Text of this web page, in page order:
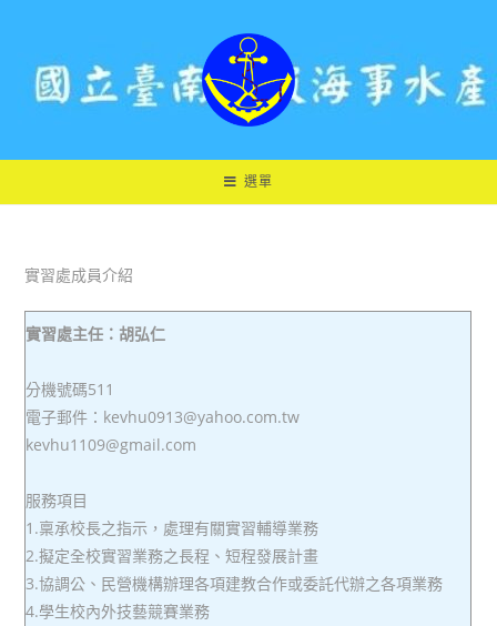
選單
實習處成員介紹
實習處主任：胡弘仁
分機號碼511
電子郵件：kevhu0913@yahoo.com.tw
kevhu1109@gmail.com
服務項目
1.稟承校長之指示，處理有關實習輔導業務
2.擬定全校實習業務之長程、短程發展計畫
3.協調公、民營機構辦理各項建教合作或委託代辦之各項業務
4.學生校內外技藝競賽業務